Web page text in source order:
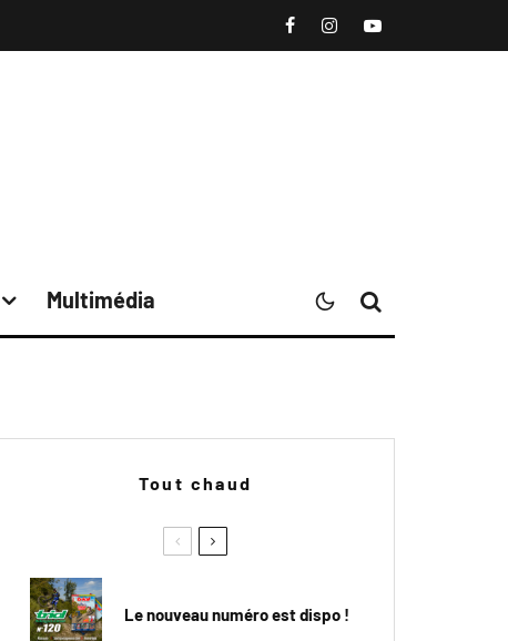
Multimédia
Tout chaud
Le nouveau numéro est dispo !